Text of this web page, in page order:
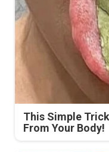
This Simple
From Your Body!